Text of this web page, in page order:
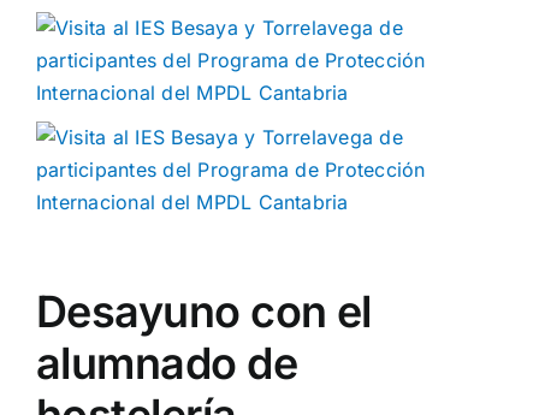
Desayuno con el
alumnado de